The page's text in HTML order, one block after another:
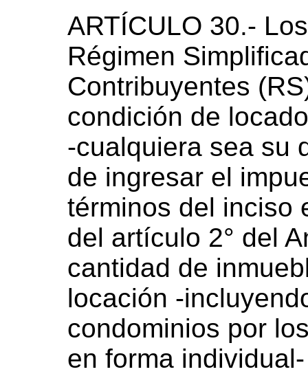
ARTÍCULO 30.-
Régimen
Contribuyentes
condición de
-cualquiera sea su
de ingresar el
términos del inciso
del artículo 2° del
cantidad de
locación -
condominios por
en forma